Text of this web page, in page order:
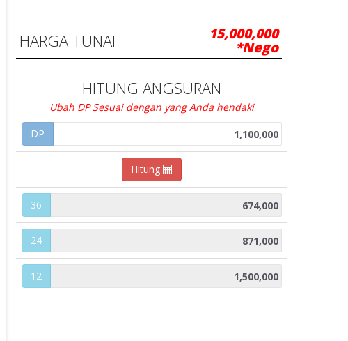
HARGA TUNAI 15,000,000
*Nego
HITUNG ANGSURAN
Ubah DP Sesuai dengan yang Anda hendaki
DP
Hitung
36
24
12